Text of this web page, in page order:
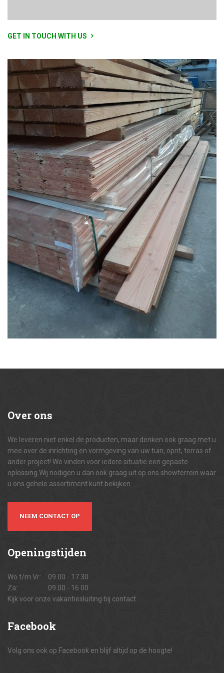
GET IN TOUCH WITH US
Over ons
We leveren niet enkel de producten, maar denken ook graag met u
mee over de inrichting en vormgeving van uw tuin, oprit, terras of
ander project! We vinden voor iedere situatie een gepaste
oplossing.Wij nodigen u dan ook graag uit op ons showterrein waar
u ons gehele assortiment kunt bekijken.
NEEM CONTACT OP
Openingstijden
Wo t/m Vr:
09.00 - 17.30
Za:
09.00 - 16.00
Kijk voor onze vakantiesluiting bij contact
Facebook
Volg ons ook op Facebook en blijf altijd op de hoogte!